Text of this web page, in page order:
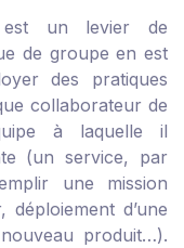
est un levier de
de groupe en est
des pratiques
collaborateur de
à laquelle il
(un service, par
une mission
d’une
produit…).